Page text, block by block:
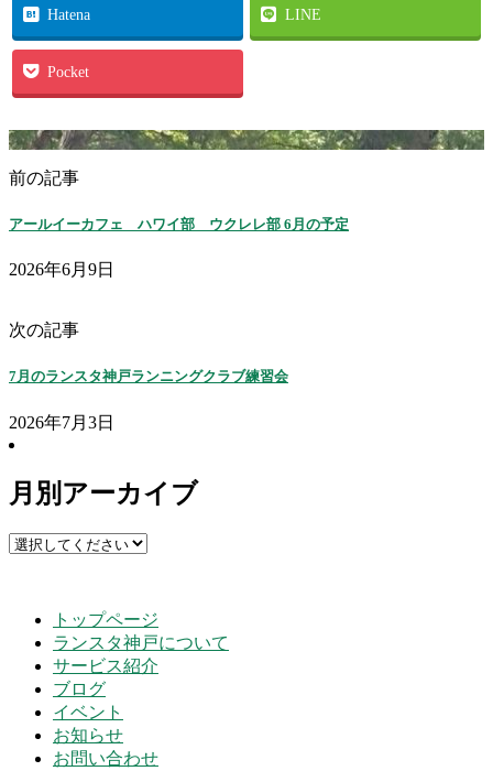
Hatena LINE
Pocket
前の記事
アールイーカフェ ハワイ部 ウクレレ部 6月の予定
2026年6月9日
次の記事
7月のランスタ神戸ランニングクラブ練習会
2026年7月3日
月別アーカイブ
トップページ
ランスタ神戸について
サービス紹介
ブログ
イベント
お知らせ
お問い合わせ